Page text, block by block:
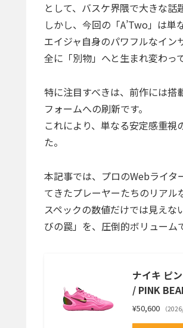
として、バスケ界隈で大きな話
しかし、今回の「A’Two」は単
エイジャ自身のパワフルなイ
全に「別物」へと生まれ変わっ
特に注目すべきは、前作には搭
フォームへの刷新です。
これにより、単なる安定感重
た。
本記事では、プロのWebライ
てきたプレーヤーたちのリアル
スペックの数値だけでは見え
びの罠」を、圧倒的ボリューム
ナイキ ピ
/ PINK
¥50,600 （